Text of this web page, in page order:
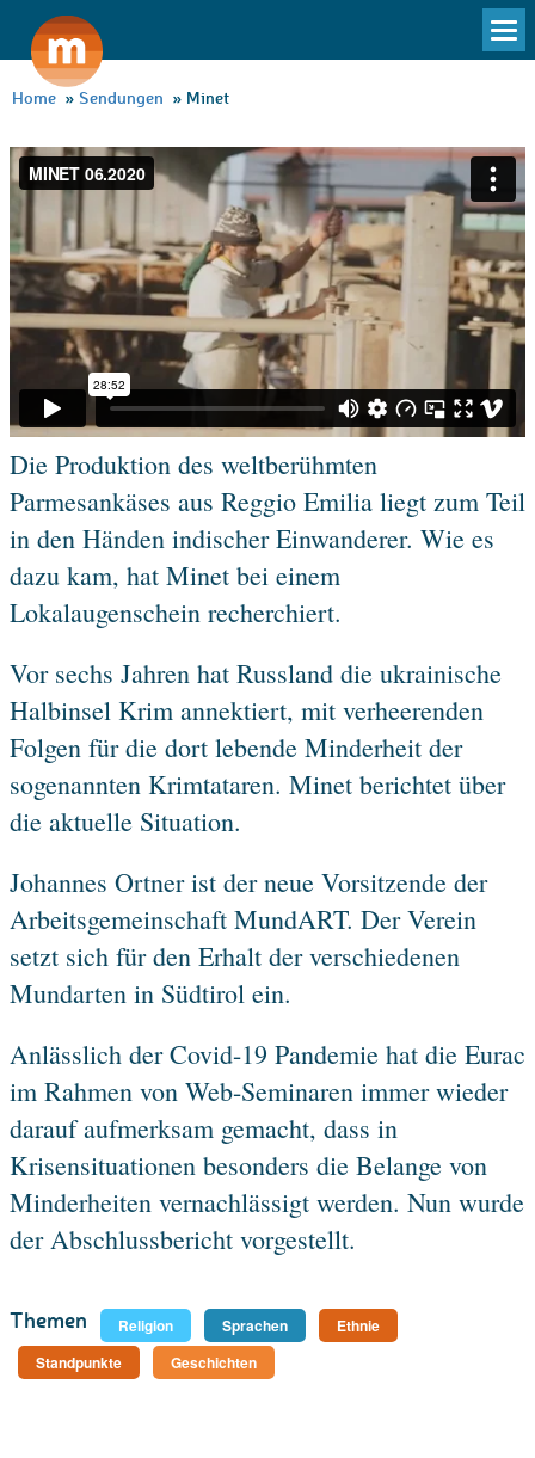
Home » Sendungen » Minet
Die Produktion des weltberühmten
Parmesankäses aus Reggio Emilia liegt zum Teil
in den Händen indischer Einwanderer. Wie es
dazu kam, hat Minet bei einem
Lokalaugenschein recherchiert.
Vor sechs Jahren hat Russland die ukrainische
Halbinsel Krim annektiert, mit verheerenden
Folgen für die dort lebende Minderheit der
sogenannten Krimtataren. Minet berichtet über
die aktuelle Situation.
Johannes Ortner ist der neue Vorsitzende der
Arbeitsgemeinschaft MundART. Der Verein
setzt sich für den Erhalt der verschiedenen
Mundarten in Südtirol ein.
Anlässlich der Covid-19 Pandemie hat die Eurac
im Rahmen von Web-Seminaren immer wieder
darauf aufmerksam gemacht, dass in
Krisensituationen besonders die Belange von
Minderheiten vernachlässigt werden. Nun wurde
der Abschlussbericht vorgestellt.
Themen Religion Sprachen
Ethnie
Standpunkte
Geschichten